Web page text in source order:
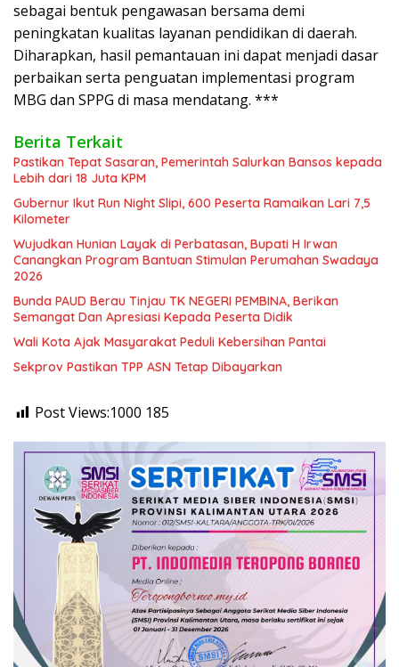
sebagai bentuk pengawasan bersama demi
peningkatan kualitas layanan pendidikan di daerah.
Diharapkan, hasil pemantauan ini dapat menjadi dasar
perbaikan serta penguatan implementasi program
MBG dan SPPG di masa mendatang. ***
Berita Terkait
Pastikan Tepat Sasaran, Pemerintah Salurkan Bansos kepada
Lebih dari 18 Juta KPM
Gubernur Ikut Run Night Slipi, 600 Peserta Ramaikan Lari 7,5
Kilometer
Wujudkan Hunian Layak di Perbatasan, Bupati H Irwan
Canangkan Program Bantuan Stimulan Perumahan Swadaya
2026
Bunda PAUD Berau Tinjau TK NEGERI PEMBINA, Berikan
Semangat Dan Apresiasi Kepada Peserta Didik
Wali Kota Ajak Masyarakat Peduli Kebersihan Pantai
Sekprov Pastikan TPP ASN Tetap Dibayarkan
Post Views:1000 185